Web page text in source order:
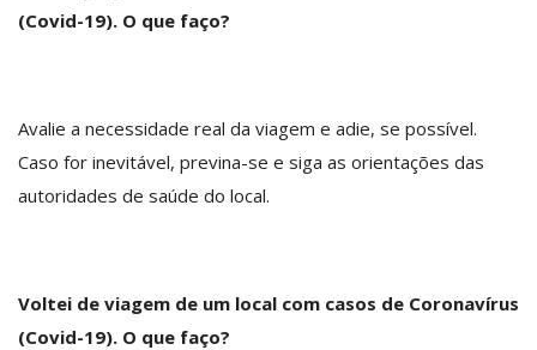
(Covid-19). O que faço?
Avalie a necessidade real da viagem e adie, se possível.
Caso for inevitável, previna-se e siga as orientações das
autoridades de saúde do local.
Voltei de viagem de um local com casos de Coronavírus
(Covid-19). O que faço?